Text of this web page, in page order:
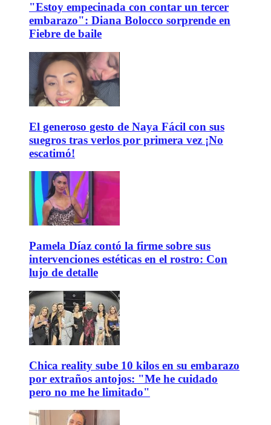
"Estoy empecinada con contar un tercer
embarazo": Diana Bolocco sorprende en
Fiebre de baile
El generoso gesto de Naya Fácil con sus
suegros tras verlos por primera vez ¡No
escatimó!
Pamela Díaz contó la firme sobre sus
intervenciones estéticas en el rostro: Con
lujo de detalle
Chica reality sube 10 kilos en su embarazo
por extraños antojos: "Me he cuidado
pero no me he limitado"